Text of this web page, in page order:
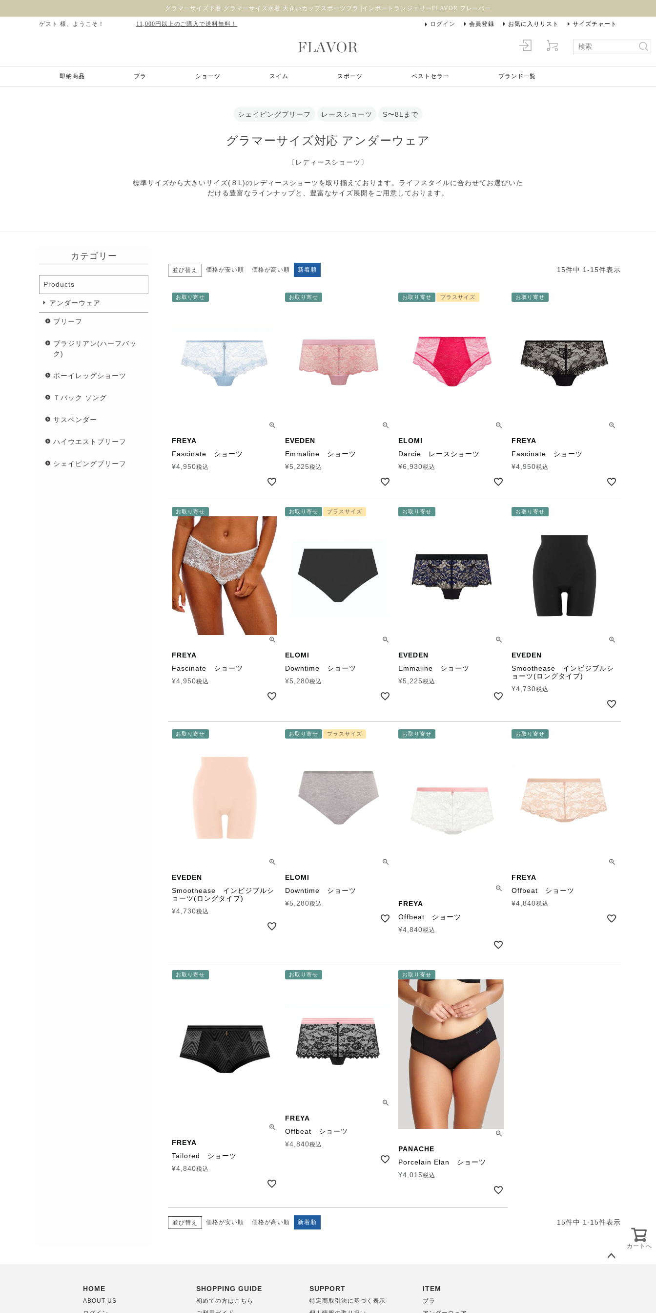
グラマーサイズ下着 グラマーサイズ水着 大きいカップスポーツブラ |インポートランジェリーFLAVOR フレーバー
ゲスト 様、ようこそ！ 11,000円以上のご購入で送料無料！ ログイン 会員登録 お気に入りリスト サイズチャート
即納商品 ブラ ショーツ スイム スポーツ ベストセラー ブランド一覧
シェイピングブリーフ レースショーツ S〜8Lまで
グラマーサイズ対応 アンダーウェア
〔レディースショーツ〕
標準サイズから大きいサイズ(８L)のレディースショーツを取り揃えております。ライフスタイルに合わせてお選びいた
だける豊富なラインナップと、豊富なサイズ展開をご用意しております。
カテゴリー
Products
アンダーウェア
ブリーフ
ブラジリアン(ハーフバッ
ク)
ボーイレッグショーツ
Ｔバック ソング
サスペンダー
ハイウエストブリーフ
シェイピングブリーフ
並び替え 価格が安い順 価格が高い順 新着順 15件中 1-15件表示
お取り寄せ
FREYA
Fascinate ショーツ
¥4,950税込
お取り寄せ
EVEDEN
Emmaline ショーツ
¥5,225税込
お取り寄せ プラスサイズ
ELOMI
Darcie レースショーツ
¥6,930税込
お取り寄せ
FREYA
Fascinate ショーツ
¥4,950税込
お取り寄せ
FREYA
Fascinate ショーツ
¥4,950税込
お取り寄せ プラスサイズ
ELOMI
Downtime ショーツ
¥5,280税込
お取り寄せ
EVEDEN
Emmaline ショーツ
¥5,225税込
お取り寄せ
EVEDEN
Smoothease インビジブルシ
ョーツ(ロングタイプ)
¥4,730税込
お取り寄せ
EVEDEN
Smoothease インビジブルシ
ョーツ(ロングタイプ)
¥4,730税込
お取り寄せ プラスサイズ
ELOMI
Downtime ショーツ
¥5,280税込
お取り寄せ
FREYA
Offbeat ショーツ
¥4,840税込
お取り寄せ
FREYA
Offbeat ショーツ
¥4,840税込
お取り寄せ
FREYA
Tailored ショーツ
¥4,840税込
お取り寄せ
FREYA
Offbeat ショーツ
¥4,840税込
お取り寄せ
PANACHE
Porcelain Elan ショーツ
¥4,015税込
並び替え 価格が安い順 価格が高い順 新着順 15件中 1-15件表示
カートへ
HOME
ABOUT US
SHOPPING GUIDE
初めての方はこちら
SUPPORT
特定商取引法に基づく表示
ITEM
ブラ